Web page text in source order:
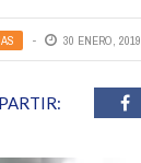
30 ENERO, 2019